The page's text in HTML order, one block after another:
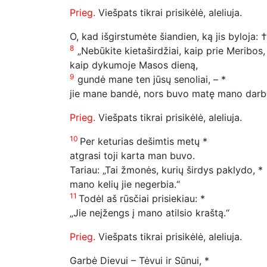
Prieg. Viešpats tikrai prisikėlė, aleliuja.
O, kad išgirstumėte šiandien, ką jis byloja: †
8 „Nebūkite kietaširdžiai, kaip prie
kaip dykumoje Masos dieną,
9 gundė mane ten jūsų senoliai, – *
jie mane bandė, nors buvo matę mano
Prieg. Viešpats tikrai prisikėlė, aleliuja.
10 Per keturias dešimtis metų *
atgrasi toji karta man buvo.
Tariau: „Tai žmonės, kurių širdys paklydo, *
mano kelių jie negerbia.“
11 Todėl aš rūsčiai prisiekiau: *
„Jie neįžengs į mano atilsio kraštą.“
Prieg. Viešpats tikrai prisikėlė, aleliuja.
Garbė Dievui – Tėvui ir Sūnui, *